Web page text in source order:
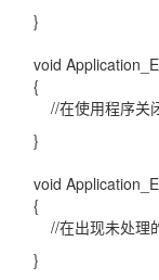
}
void
{
//在使用程序关
}
void
{
//在出现未处理
}